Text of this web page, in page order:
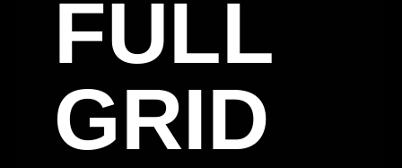
FULL
GRID